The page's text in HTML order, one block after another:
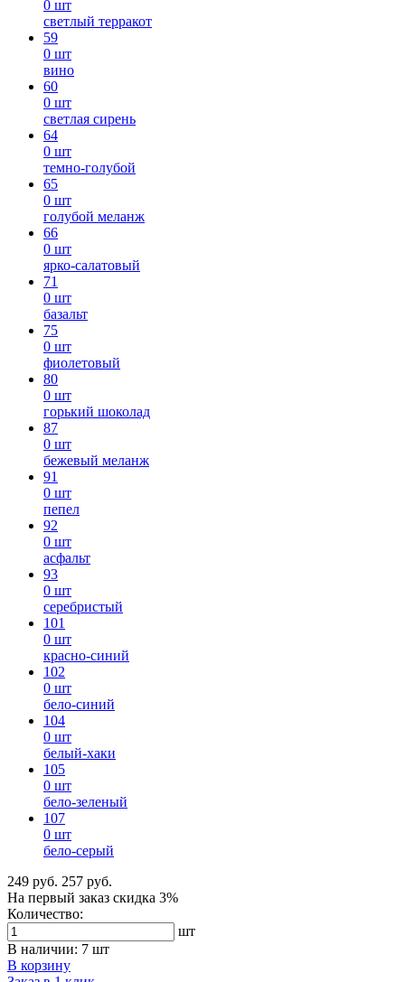
0 шт
светлый терракот
59
0 шт
вино
60
0 шт
светлая сирень
64
0 шт
темно-голубой
65
0 шт
голубой меланж
66
0 шт
ярко-салатовый
71
0 шт
базальт
75
0 шт
фиолетовый
80
0 шт
горький шоколад
87
0 шт
бежевый меланж
91
0 шт
пепел
92
0 шт
асфальт
93
0 шт
серебристый
101
0 шт
красно-синий
102
0 шт
бело-синий
104
0 шт
белый-хаки
105
0 шт
бело-зеленый
107
0 шт
бело-серый
249 руб. 257 руб.
На первый заказ скидка 3%
Количество:
шт
В наличии: 7 шт
В корзину